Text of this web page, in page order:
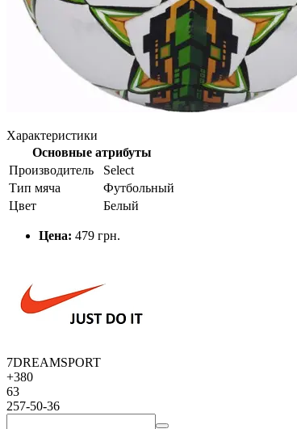
Характеристики
Основные атрибуты
Производитель
Select
Тип мяча
Футбольный
Цвет
Белый
Цена: 479 грн.
7DREAMSPORT
+380
63
257-50-36